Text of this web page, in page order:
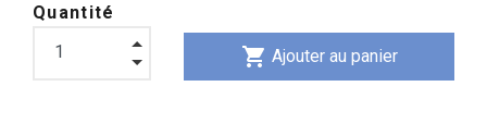
Quantité
shopping_cart Ajouter au panier